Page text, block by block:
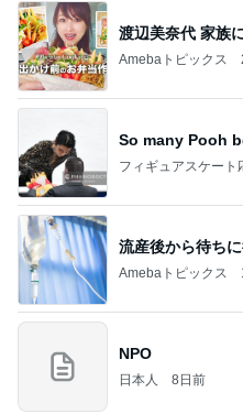
渡辺美奈代 家族
Amebaトピックス
So many Pooh
フィギュアスケート
流産後から待ち
Amebaトピックス
NPO
日本人 8日前